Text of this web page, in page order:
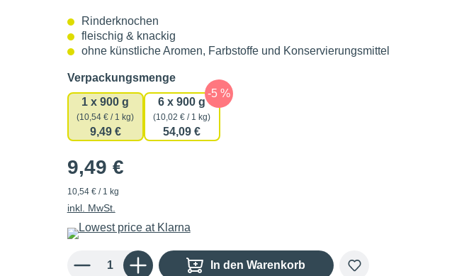
Rinderknochen
fleischig & knackig
ohne künstliche Aromen, Farbstoffe und Konservierungsmittel
Verpackungsmengeauswählen
1 x 900 g
(10,54 € / 1 kg)
9,49 €
6 x 900 g
(10,02 € / 1 kg)
54,09 €
9,49 €
10,54 € / 1 kg
inkl. MwSt.
Produkt Anzahl: Gib den gewünschten Wert ein oder benutze die Schaltflächen um die Anzahl zu
In den Warenkorb